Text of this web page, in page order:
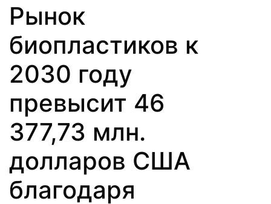
Рынок
биопластиков к
2030 году
превысит 46
377,73 млн.
долларов США
благодаря